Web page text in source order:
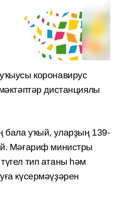
коронавирус
дистанциялы
бала уҡый, уларҙың 139-
Мәғариф министры
тип атаны һәм
күсермәүҙәрен